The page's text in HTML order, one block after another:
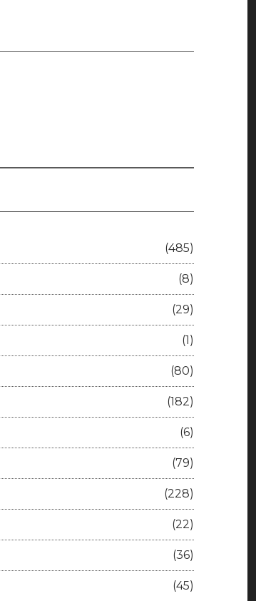
(485)
(8)
(29)
(1)
(80)
(182)
(6)
(79)
(228)
(22)
(36)
(45)